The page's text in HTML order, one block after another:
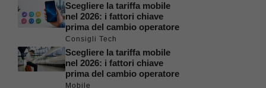
Scegliere la tariffa mobile
nel 2026: i fattori chiave
prima del cambio operatore
Consigli Tech
Scegliere la tariffa mobile
nel 2026: i fattori chiave
prima del cambio operatore
Mobile